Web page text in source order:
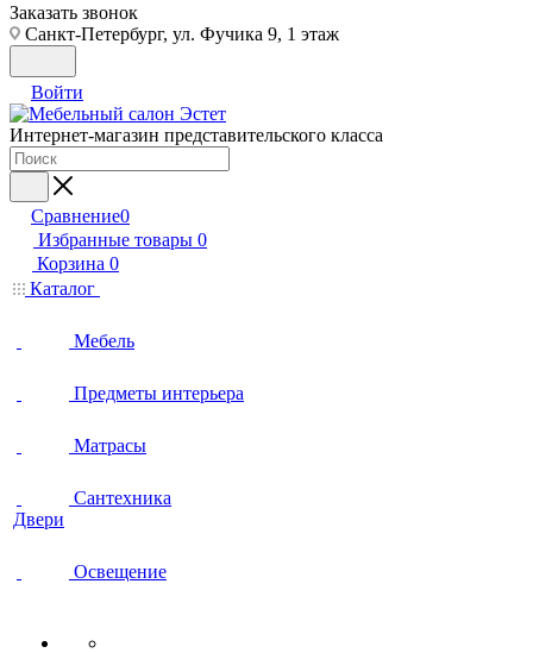
Заказать звонок
Санкт-Петербург, ул. Фучика 9, 1 этаж
Войти
Интернет-магазин представительского класса
Сравнение0
Избранные товары 0
Корзина 0
Каталог
Мебель
Предметы интерьера
Матрасы
Сантехника
Двери
Освещение